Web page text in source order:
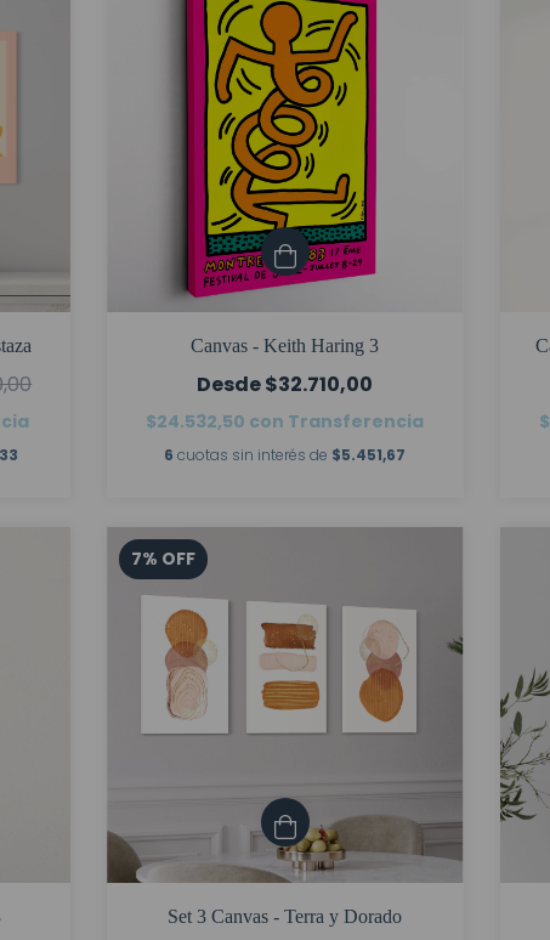
Canvas - Keith Haring 3
$32.710,00
$24.532,50 con Transferencia
6 cuotas sin interés de $5.451,67
7% OFF
Set 3 Canvas - Terra y Dorado